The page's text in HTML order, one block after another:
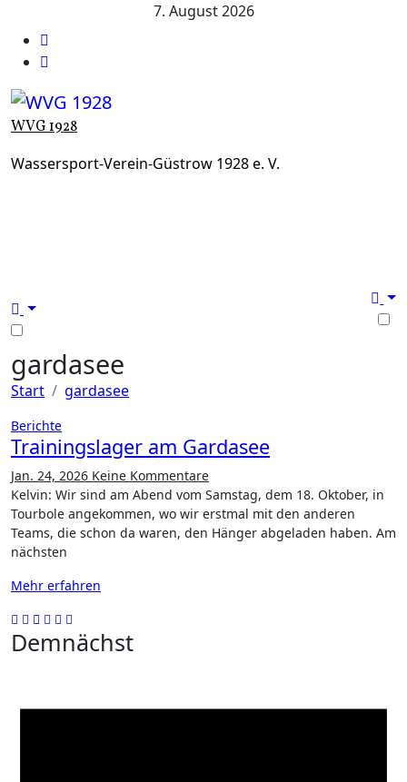
springen
7. August 2026
WVG 1928
Wassersport-Verein-Güstrow 1928 e. V.
gardasee
Start gardasee
Berichte
Trainingslager am Gardasee
Jan. 24, 2026 Keine Kommentare
Kelvin: Wir sind am Abend vom Samstag, dem 18. Oktober, in
Tourbole angekommen, wo wir erstmal mit den anderen
Teams, die schon da waren, den Hänger abgeladen haben. Am
nächsten
Mehr erfahren
Demnächst